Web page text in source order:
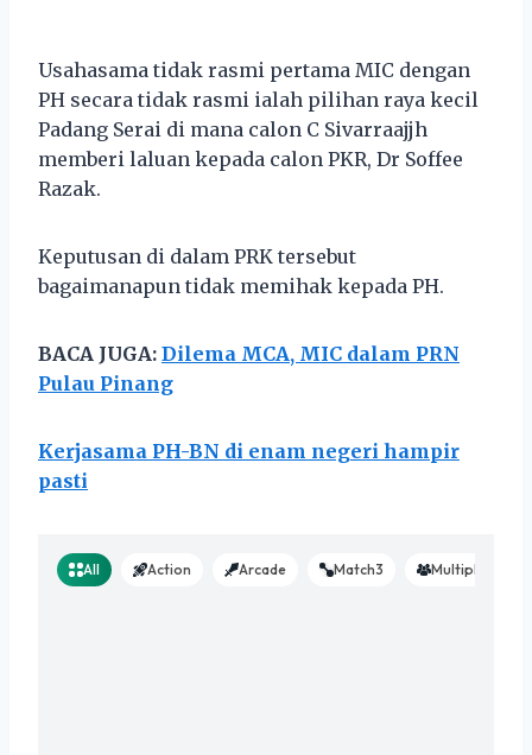
Usahasama tidak rasmi pertama MIC dengan
PH secara tidak rasmi ialah pilihan raya kecil
Padang Serai di mana calon C Sivarraajjh
memberi laluan kepada calon PKR, Dr Soffee
Razak.
Keputusan di dalam PRK tersebut
bagaimanapun tidak memihak kepada PH.
BACA JUGA: Dilema MCA, MIC dalam PRN
Pulau Pinang
Kerjasama PH-BN di enam negeri hampir
pasti